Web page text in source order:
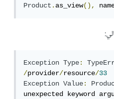
Product.as_view(),
Exception Type:
/provider/resource/33
Exception
Value:
unexpected keyword